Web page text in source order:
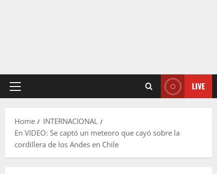
Primary
LIVE
Home
INTERNACIONAL
En VIDEO: Se captó un meteoro que cayó sobre la
cordillera de los Andes en Chile